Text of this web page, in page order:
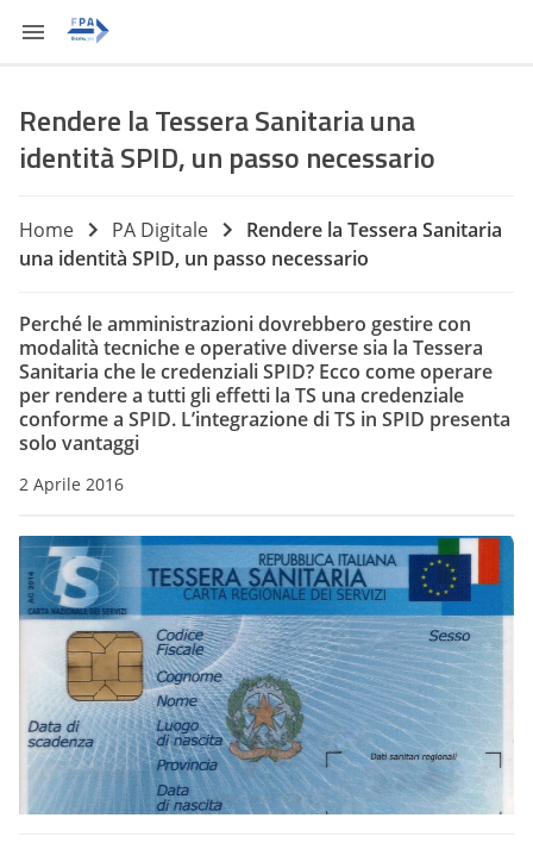
Rendere la Tessera Sanitaria una
identità SPID, un passo necessario
Home PA Digitale
Rendere la Tessera Sanitaria
una identità SPID, un passo necessario
Perché le amministrazioni dovrebbero gestire con
modalità tecniche e operative diverse sia la Tessera
Sanitaria che le credenziali SPID? Ecco come operare
per rendere a tutti gli effetti la TS una credenziale
conforme a SPID. L’integrazione di TS in SPID presenta
solo vantaggi
2 Aprile 2016